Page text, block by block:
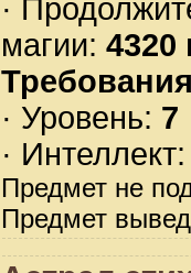
·
магии: 4320
· Уровень: 7
·
Предмет не
Предмет